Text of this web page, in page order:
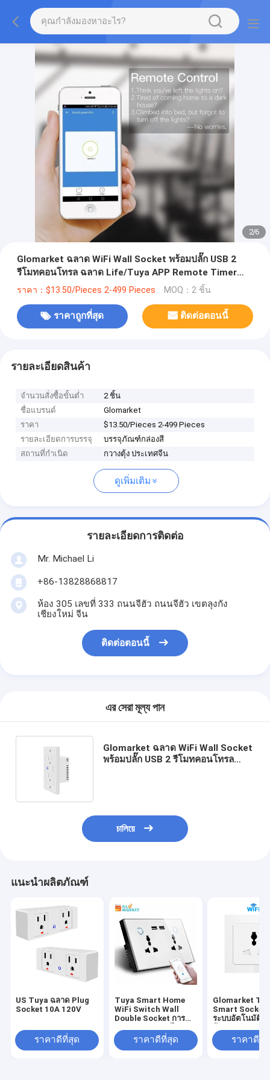
2/6
Glomarket ฉลาด WiFi Wall Socket พร้อมปลั๊ก USB 2
รีโมทคอนโทรล ฉลาด Life/Tuya APP Remote Timer
Setting
ราคา：$13.50/Pieces 2-499 Pieces MOQ：2 ชิ้น
ราคาถูกที่สุด ติดต่อตอนนี้
รายละเอียดสินค้า
จำนวนสั่งซื้อขั้นต่ำ
2 ชิ้น
ชื่อแบรนด์
Glomarket
ราคา
$13.50/Pieces 2-499 Pieces
รายละเอียดการบรรจุ
บรรจุภัณฑ์กล่องสี
สถานที่กำเนิด
กวางตุ้ง ประเทศจีน
ดูเพิ่มเติม
รายละเอียดการติดต่อ
Mr. Michael Li
+86-13828868817
ห้อง 305 เลขที่ 333 ถนนจีฮัว ถนนจีฮัว เขตลุงกัง
เชียงใหม่ จีน
ติดต่อตอนนี้
এর সেরা মূল্য পান
Glomarket ฉลาด WiFi Wall Socket
พร้อมปลั๊ก USB 2 รีโมทคอนโทรล
চালিয়ে
แนะนำผลิตภัณฑ์
US Tuya ฉลาด Plug
Socket 10A 120V
ราคาดีที่สุด
Tuya Smart Home
WiFi Switch Wall
Double Socket การ
USB Charger Socket
ราคาดีที่สุด
Glomarket
Smart Socket
ระบบอัตโนมัติภ
Outletราคาดีที่